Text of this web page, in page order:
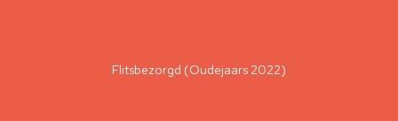
Flitsbezorgd (Oudejaars 2022)